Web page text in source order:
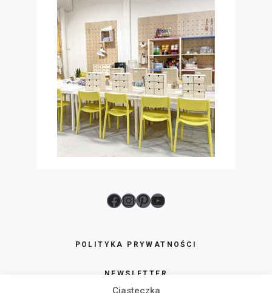
Ciasteczka
Facebook
Instagram
Pinterest
YouTube
POLITYKA PRYWATNOŚCI
NEWSLETTER